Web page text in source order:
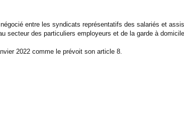
entre les syndicats représentatifs des salariés et
secteur des particuliers employeurs et de la garde à
2022 comme le prévoit son article 8.